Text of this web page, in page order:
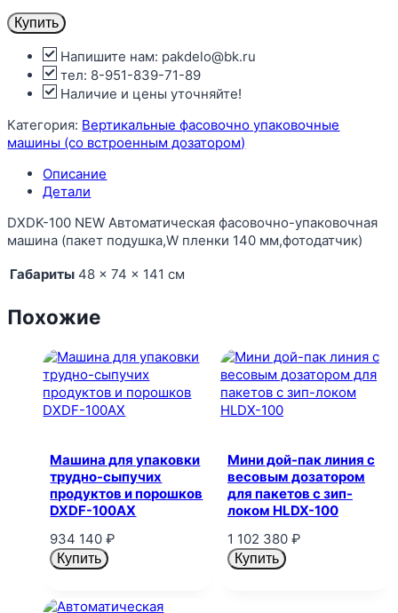
Купить
Напишите нам: pakdelo@bk.ru
тел: 8-951-839-71-89
Наличие и цены уточняйте!
Категория: Вертикальные фасовочно упаковочные
машины (со встроенным дозатором)
Описание
Детали
DXDK-100 NEW Автоматическая фасовочно-упаковочная
машина (пакет подушка,W пленки 140 мм,фотодатчик)
Габариты 48 × 74 × 141 см
Похожие
Машина для упаковки
трудно-сыпучих
продуктов и порошков
DXDF-100AX
934 140₽
Купить
Мини дой-пак линия с
весовым дозатором
для пакетов с зип-
локом HLDX-100
1 102 380 ₽
Купить